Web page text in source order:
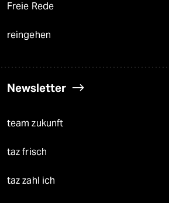
Freie Rede
reingehen
Newsletter
team zukunft
taz frisch
taz zahl ich